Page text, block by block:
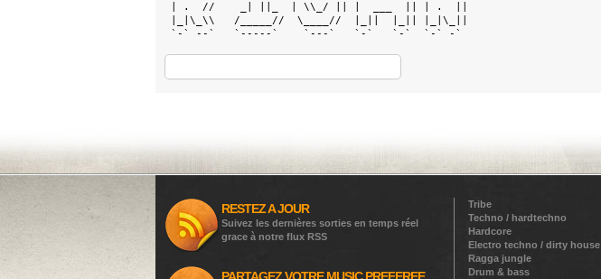
| .  //    _| ||_  | \\_/ || |  ___  || | .  ||
|_|\_\\   /_____//  \____//  |_||  |_|| |_|\_||
`-` --`   `-----`    `---`   `-`   `-`  `-` -`
RESTEZ A JOUR
Suivez les dernières sorties en temps réel
grace à notre flux RSS
Tribe
Techno / hardtechno
Hardcore
Electro techno / dirty house
Ragga jungle
Drum & bass